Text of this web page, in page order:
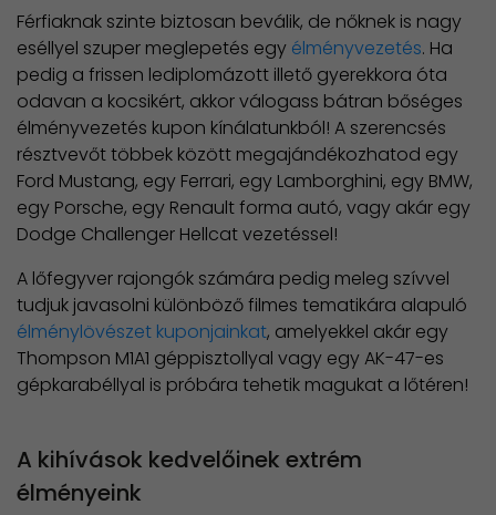
Férfiaknak szinte biztosan beválik, de nőknek is nagy
eséllyel szuper meglepetés egy élményvezetés. Ha
pedig a frissen lediplomázott illető gyerekkora óta
odavan a kocsikért, akkor válogass bátran bőséges
élményvezetés kupon kínálatunkból! A szerencsés
résztvevőt többek között megajándékozhatod egy
Ford Mustang, egy Ferrari, egy Lamborghini, egy BMW,
egy Porsche, egy Renault forma autó, vagy akár egy
Dodge Challenger Hellcat vezetéssel!
A lőfegyver rajongók számára pedig meleg szívvel
tudjuk javasolni különböző filmes tematikára alapuló
élménylövészet kuponjainkat, amelyekkel akár egy
Thompson M1A1 géppisztollyal vagy egy AK-47-es
gépkarabéllyal is próbára tehetik magukat a lőtéren!
A kihívások kedvelőinek extrém
élményeink